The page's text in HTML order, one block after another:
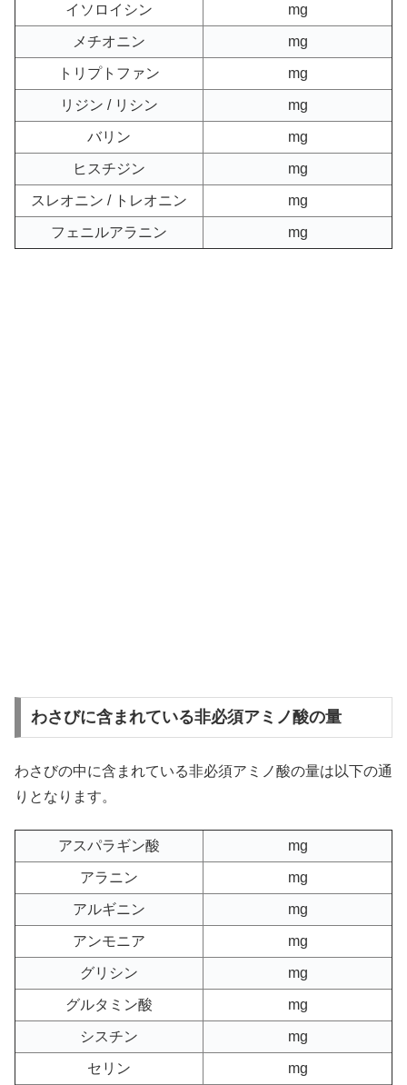
イソロイシン mg
メチオニン mg
トリプトファン mg
リジン / リシン mg
バリン mg
ヒスチジン mg
スレオニン / トレオニン mg
フェニルアラニン mg
わさびに含まれている非必須アミノ酸の量
わさびの中に含まれている非必須アミノ酸の量は以下の通
りとなります。
アスパラギン酸 mg
アラニン mg
アルギニン mg
アンモニア mg
グリシン mg
グルタミン酸 mg
シスチン mg
セリン mg